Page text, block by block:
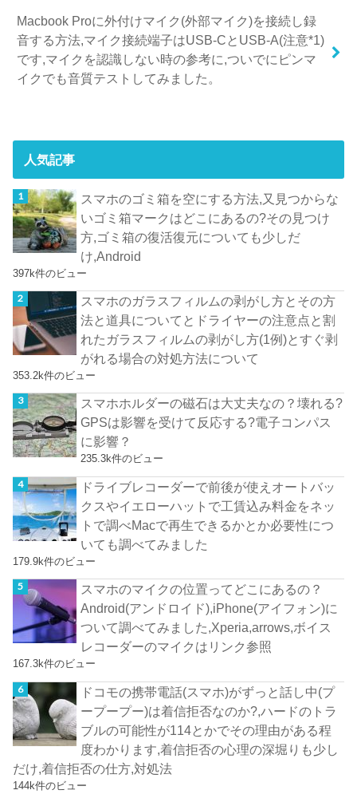
Macbook Proに外付けマイク(外部マイク)を接続し録
音する方法,マイク接続端子はUSB-CとUSB-A(注意*1)
です,マイクを認識しない時の参考に,ついでにピンマ
イクでも音質テストしてみました。
人気記事
スマホのゴミ箱を空にする方法,又見つからな
いゴミ箱マークはどこにあるの?その見つけ
方,ゴミ箱の復活復元についても少しだ
け,Android
397k件のビュー
スマホのガラスフィルムの剥がし方とその方
法と道具についてとドライヤーの注意点と割
れたガラスフィルムの剥がし方(1例)とすぐ剥
がれる場合の対処方法について
353.2k件のビュー
スマホホルダーの磁石は大丈夫なの？壊れる?
GPSは影響を受けて反応する?電子コンパス
に影響？
235.3k件のビュー
ドライブレコーダーで前後が使えオートバッ
クスやイエローハットで工賃込み料金をネッ
トで調べMacで再生できるかとか必要性につ
いても調べてみました
179.9k件のビュー
スマホのマイクの位置ってどこにあるの？
Android(アンドロイド),iPhone(アイフォン)に
ついて調べてみました,Xperia,arrows,ボイス
レコーダーのマイクはリンク参照
167.3k件のビュー
ドコモの携帯電話(スマホ)がずっと話し中(プ
ープープー)は着信拒否なのか?,ハードのトラ
ブルの可能性が114とかでその理由がある程
度わかります,着信拒否の心理の深堀りも少し
だけ,着信拒否の仕方,対処法
144k件のビュー